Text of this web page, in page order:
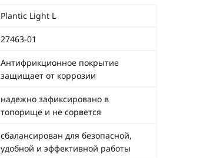
Plantic Light L
27463-01
Антифрикционное покрытие
защищает от коррозии
надежно зафиксировано в
топорище и не сорвется
сбалансирован для безопасной,
удобной и эффективной работы